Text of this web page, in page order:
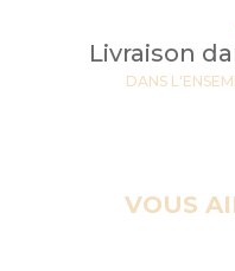
Livraison
DANS
VOUS